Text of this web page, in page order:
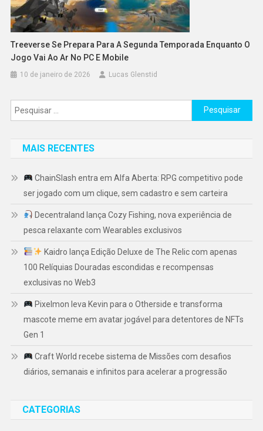
Treeverse Se Prepara Para A Segunda Temporada Enquanto O
Jogo Vai Ao Ar No PC E Mobile
10 de janeiro de 2026 Lucas Glenstid
Pesquisar
por:
MAIS RECENTES
ChainSlash entra em Alfa Aberta: RPG competitivo pode
ser jogado com um clique, sem cadastro e sem carteira
Decentraland lança Cozy Fishing, nova experiência de
pesca relaxante com Wearables exclusivos
Kaidro lança Edição Deluxe de The Relic com apenas
100 Relíquias Douradas escondidas e recompensas
exclusivas no Web3
Pixelmon leva Kevin para o Otherside e transforma
mascote meme em avatar jogável para detentores de NFTs
Gen 1
Craft World recebe sistema de Missões com desafios
diários, semanais e infinitos para acelerar a progressão
CATEGORIAS